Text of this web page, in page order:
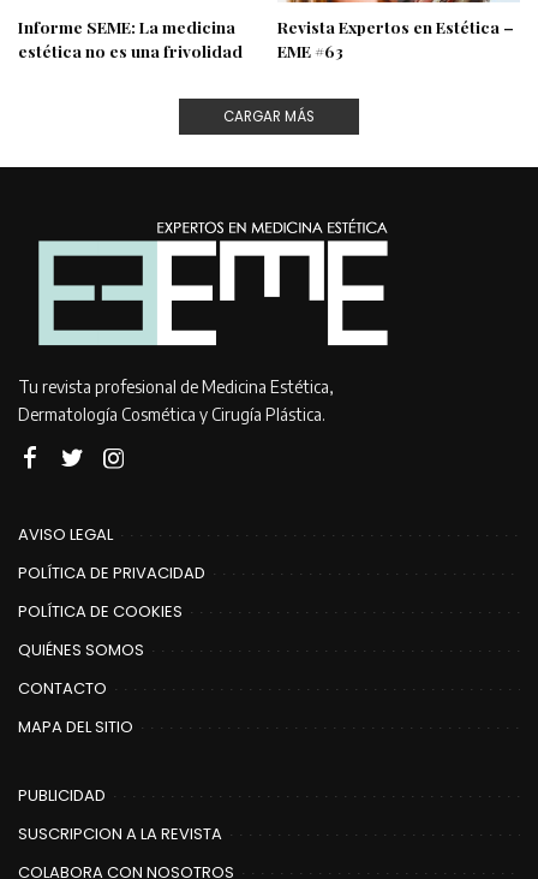
Informe SEME: La medicina
estética no es una frivolidad
Revista Expertos en Estética –
EME #63
CARGAR MÁS
Tu revista profesional de Medicina Estética,
Dermatología Cosmética y Cirugía Plástica.
AVISO LEGAL
POLÍTICA DE PRIVACIDAD
POLÍTICA DE COOKIES
QUIÉNES SOMOS
CONTACTO
MAPA DEL SITIO
PUBLICIDAD
SUSCRIPCION A LA REVISTA
COLABORA CON NOSOTROS